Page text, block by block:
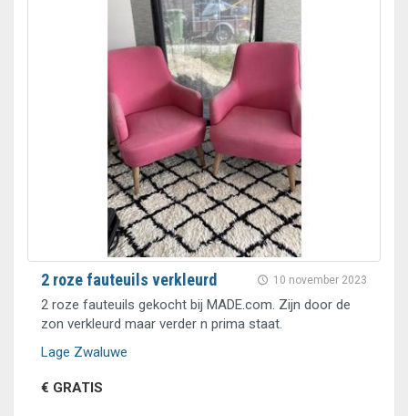
10 november 2023
2 roze fauteuils verkleurd
2 roze fauteuils gekocht bij MADE.com. Zijn door de
zon verkleurd maar verder n prima staat.
Lage Zwaluwe
€ GRATIS